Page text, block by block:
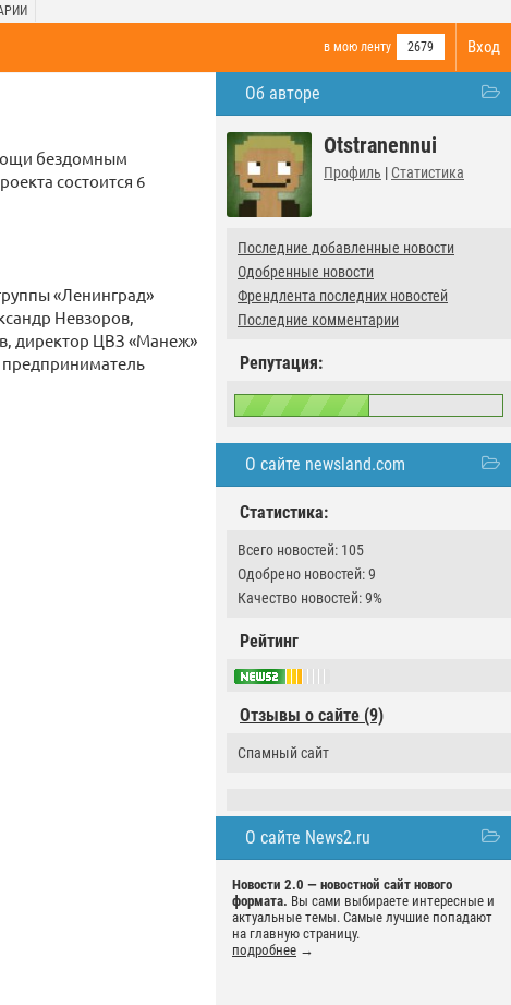
Вход
в мою ленту 2679
Об авторе
Otstranennui
Профиль | Статистика
Последние добавленные новости
Одобренные новости
Френдлента последних новостей
Последние комментарии
Репутация:
О сайте newsland.com
Статистика:
Всего новостей: 105
Одобрено новостей: 9
Качество новостей: 9%
Рейтинг
Отзывы о сайте (9)
Спамный сайт
О сайте News2.ru
Новости 2.0 — новостной сайт нового
формата. Вы сами выбираете интересные и
актуальные темы. Самые лучшие попадают
на главную страницу.
подробнее →
бездомным
состоится 6
«Ленинград»
Невзоров,
директор ЦВЗ «Манеж»